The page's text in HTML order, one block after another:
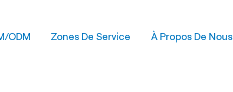
ODM Zones De Service À Propos De Nous